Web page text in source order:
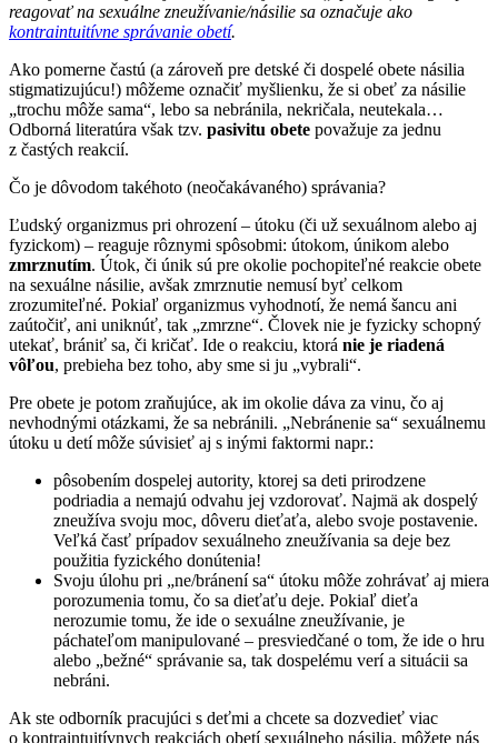
reagovať na sexuálne zneužívanie/násilie sa označuje ako
kontraintuitívne správanie obetí.
Ako pomerne častú (a zároveň pre detské či dospelé obete násilia
stigmatizujúcu!) môžeme označiť myšlienku, že si obeť za násilie
„trochu môže sama“, lebo sa nebránila, nekričala, neutekala…
Odborná literatúra však tzv. pasivitu obete považuje za jednu
z častých reakcií.
Čo je dôvodom takéhoto (neočakávaného) správania?
Ľudský organizmus pri ohrození – útoku (či už sexuálnom alebo aj
fyzickom) – reaguje rôznymi spôsobmi: útokom, únikom alebo
zmrznutím. Útok, či únik sú pre okolie pochopiteľné reakcie obete
na sexuálne násilie, avšak zmrznutie nemusí byť celkom
zrozumiteľné. Pokiaľ organizmus vyhodnotí, že nemá šancu ani
zaútočiť, ani uniknúť, tak „zmrzne“. Človek nie je fyzicky schopný
utekať, brániť sa, či kričať. Ide o reakciu, ktorá nie je riadená
vôľou, prebieha bez toho, aby sme si ju „vybrali“.
Pre obete je potom zraňujúce, ak im okolie dáva za vinu, čo aj
nevhodnými otázkami, že sa nebránili. „Nebránenie sa“ sexuálnemu
útoku u detí môže súvisieť aj s inými faktormi napr.:
pôsobením dospelej autority, ktorej sa deti prirodzene
podriadia a nemajú odvahu jej vzdorovať. Najmä ak dospelý
zneužíva svoju moc, dôveru dieťaťa, alebo svoje postavenie.
Veľká časť prípadov sexuálneho zneužívania sa deje bez
použitia fyzického donútenia!
Svoju úlohu pri „ne/bránení sa“ útoku môže zohrávať aj miera
porozumenia tomu, čo sa dieťaťu deje. Pokiaľ dieťa
nerozumie tomu, že ide o sexuálne zneužívanie, je
páchateľom manipulované – presviedčané o tom, že ide o hru
alebo „bežné“ správanie sa, tak dospelému verí a situácii sa
nebráni.
Ak ste odborník pracujúci s deťmi a chcete sa dozvedieť viac
o kontraintuitívnych reakciách obetí sexuálneho násilia, môžete nás